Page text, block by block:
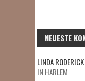
NEUESTE
LINDA RODERICK
IN HARLEM